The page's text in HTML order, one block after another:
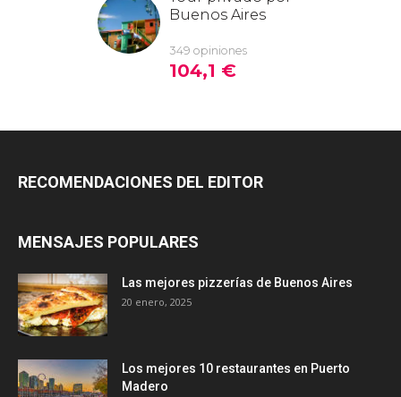
RECOMENDACIONES DEL EDITOR
MENSAJES POPULARES
Las mejores pizzerías de Buenos Aires
20 enero, 2025
Los mejores 10 restaurantes en Puerto
Madero